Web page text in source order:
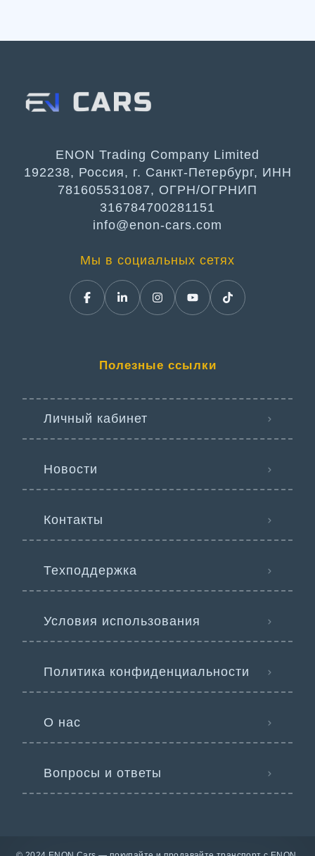
ENON Trading Company Limited
192238, Россия, г. Санкт-Петербург, ИНН
781605531087, ОГРН/ОГРНИП
316784700281151
info@enon-cars.com
Мы в социальных сетях
Полезные ссылки
Личный кабинет
Новости
Контакты
Техподдержка
Условия использования
Политика конфиденциальности
О нас
Вопросы и ответы